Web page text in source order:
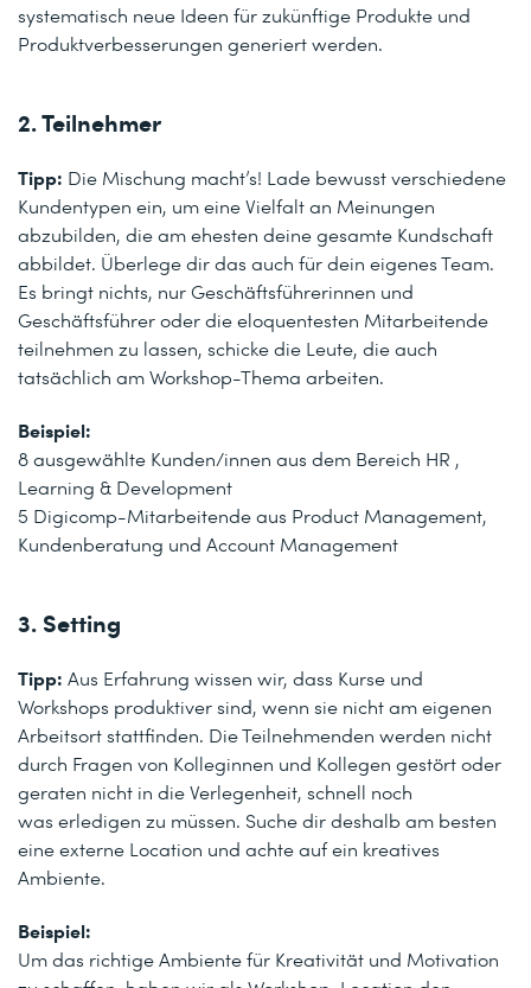
systematisch neue Ideen für zukünftige Produkte und
Produktverbesserungen generiert werden.
2. Teilnehmer
Tipp: Die Mischung macht’s! Lade bewusst verschiedene
Kundentypen ein, um eine Vielfalt an Meinungen
abzubilden, die am ehesten deine gesamte Kundschaft
abbildet. Überlege dir das auch für dein eigenes Team.
Es bringt nichts, nur Geschäftsführerinnen und
Geschäftsführer oder die eloquentesten Mitarbeitende
teilnehmen zu lassen, schicke die Leute, die auch
tatsächlich am Workshop-Thema arbeiten.
Beispiel:
8 ausgewählte Kunden/innen aus dem Bereich HR ,
Learning & Development
5 Digicomp-Mitarbeitende aus Product Management,
Kundenberatung und Account Management
3. Setting
Tipp: Aus Erfahrung wissen wir, dass Kurse und
Workshops produktiver sind, wenn sie nicht am eigenen
Arbeitsort stattfinden. Die Teilnehmenden werden nicht
durch Fragen von Kolleginnen und Kollegen gestört oder
geraten nicht in die Verlegenheit, schnell noch
was erledigen zu müssen. Suche dir deshalb am besten
eine externe Location und achte auf ein kreatives
Ambiente.
Beispiel:
Um das richtige Ambiente für Kreativität und Motivation